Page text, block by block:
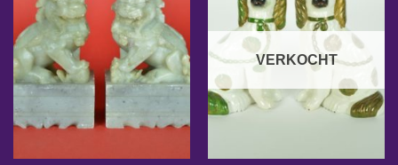
VERKOCHT